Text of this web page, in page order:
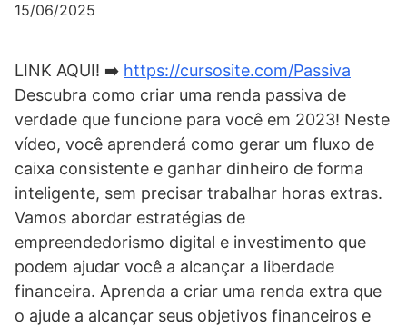
15/06/2025
LINK AQUI! ➡️ https://cursosite.com/Passiva
Descubra como criar uma renda passiva de
verdade que funcione para você em 2023! Neste
vídeo, você aprenderá como gerar um fluxo de
caixa consistente e ganhar dinheiro de forma
inteligente, sem precisar trabalhar horas extras.
Vamos abordar estratégias de
empreendedorismo digital e investimento que
podem ajudar você a alcançar a liberdade
financeira. Aprenda a criar uma renda extra que
o ajude a alcançar seus objetivos financeiros e